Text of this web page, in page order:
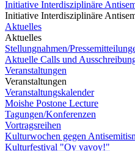
Initiative Interdisziplinäre
Initiative Interdisziplinäre
Aktuelles
Aktuelles
Stellungnahmen/
Aktuelle Calls und
Veranstaltungen
Veranstaltungen
Veranstaltungskalender
Moishe Postone Lecture
Tagungen/Konferenzen
Vortragsreihen
Kulturwochen gegen
Kulturfestival "Oy vavoy!"